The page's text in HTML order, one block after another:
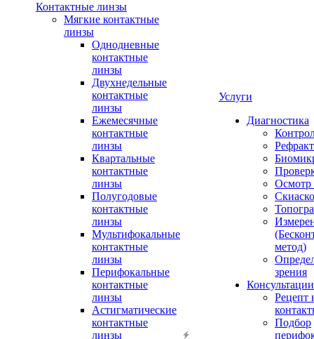
Контактные линзы
Мягкие контактные
линзы
Однодневные
контактные
линзы
Двухнедельные
контактные
линзы
Ежемесячные
контактные
линзы
Квартальные
контактные
линзы
Полугодовые
контактные
линзы
Мультифокальные
контактные
линзы
Перифокальные
контактные
линзы
Астигматические
контактные
линзы
Услуги
Диагностика
Осмотр
метод)
зрения
Рецепт
Подбор